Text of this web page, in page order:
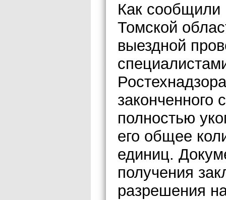
Как сообщили
Томской
выездной
законченного
полностью
его общее
единиц.
получения
разрешения